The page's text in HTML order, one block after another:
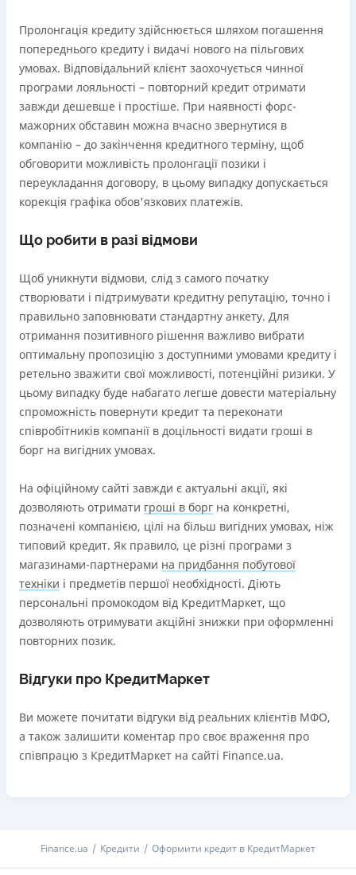
Пролонгація кредиту здійснюється шляхом погашення
попереднього кредиту і видачі нового на пільгових
умовах. Відповідальний клієнт заохочується чинної
програми лояльності – повторний кредит отримати
завжди дешевше і простіше. При наявності форс-
мажорних обставин можна вчасно звернутися в
компанію – до закінчення кредитного терміну, щоб
обговорити можливість пролонгації позики і
переукладання договору, в цьому випадку допускається
корекція графіка обов'язкових платежів.
Що робити в разі відмови
Щоб уникнути відмови, слід з самого початку
створювати і підтримувати кредитну репутацію, точно і
правильно заповнювати стандартну анкету. Для
отримання позитивного рішення важливо вибрати
оптимальну пропозицію з доступними умовами кредиту і
ретельно зважити свої можливості, потенційні ризики. У
цьому випадку буде набагато легше довести матеріальну
спроможність повернути кредит та переконати
співробітників компанії в доцільності видати гроші в
борг на вигідних умовах.
На офіційному сайті завжди є актуальні акції, які
дозволяють отримати гроші в борг на конкретні,
позначені компанією, цілі на більш вигідних умовах, ніж
типовий кредит. Як правило, це різні програми з
магазинами-партнерами на придбання побутової
техніки і предметів першої необхідності. Діють
персональні промокодом від КредитМаркет, що
дозволяють отримувати акційні знижки при оформленні
повторних позик.
Відгуки про КредитМаркет
Ви можете почитати відгуки від реальних клієнтів МФО,
а також залишити коментар про своє враження про
співпрацю з КредитМаркет на сайті Finance.ua.
Finance.ua Кредити Оформити кредит в КредитМаркет